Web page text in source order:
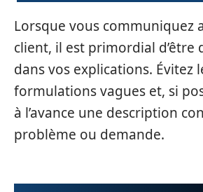
Lorsque vous communiquez
client, il est primordial d’être
dans vos explications. Évitez
formulations vagues et, si
à l’avance une description
problème ou demande.